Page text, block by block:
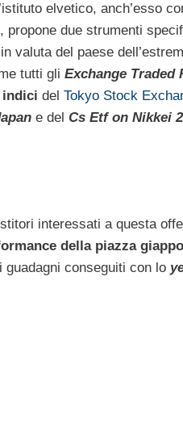
elvetico, anch’esso
, propone due strumenti
valuta del paese
tutti gli Exchange Traded
indici del Tokyo Stock
e del Cs Etf on Nikkei
interessati a questa
della piazza
conseguiti con lo